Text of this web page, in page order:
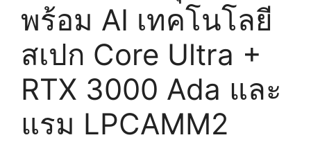
พร้อม AI เทคโนโลยี
สเปก Core Ultra +
RTX 3000 Ada และ
แรม LPCAMM2